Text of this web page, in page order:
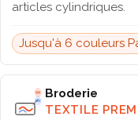
articles cylindriques.
Jusqu'à 6 couleurs
Broderie
TEXTILE